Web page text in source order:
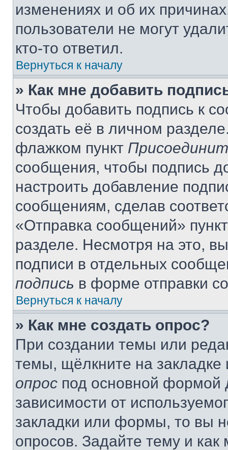
изменениях и об их
пользователи не могут
кто-то ответил.
Вернуться к началу
» Как мне добавить
Чтобы добавить подпись к
создать её в личном
флажком пункт
сообщения, чтобы подпись
настроить добавление
сообщениям, сделав
«Отправка сообщений»
разделе. Несмотря на это,
подписи в отдельных
подпись в форме отправки
Вернуться к началу
» Как мне создать опрос?
При создании темы или
темы, щёлкните на
опрос под основной формой
зависимости от
закладки или формы, то вы
опросов. Задайте тему и